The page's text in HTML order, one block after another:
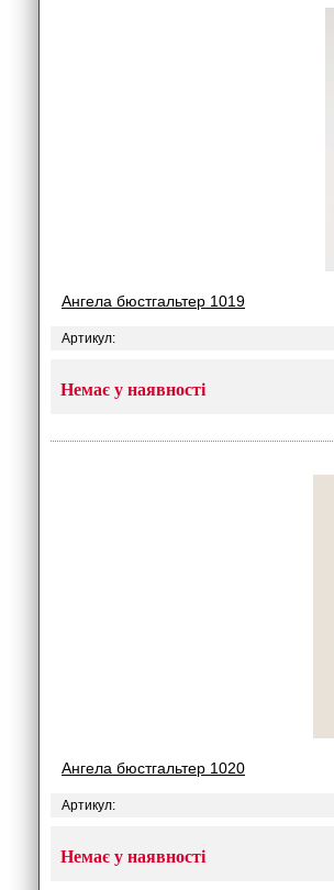
Ангела бюстгальтер 1019
Артикул:
Немає у наявності
Ангела бюстгальтер 1020
Артикул:
Немає у наявності